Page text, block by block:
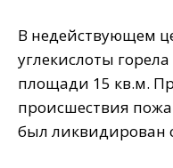
В недействующем
углекислоты
площади 15 кв.м.
происшествия
был ликвидирован